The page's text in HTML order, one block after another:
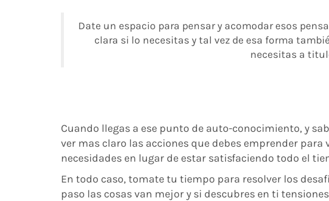
Date un espacio para pensar y acomodar esos
clara si lo necesitas y tal vez de esa forma
necesitas a
Cuando llegas a ese punto de auto-conocimiento, y
ver mas claro las acciones que debes emprender
necesidades en lugar de estar satisfaciendo todo el
En todo caso, tomate tu tiempo para resolver los
paso las cosas van mejor y si descubres en ti